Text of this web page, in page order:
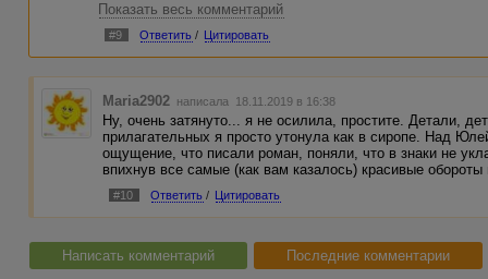
Показать весь комментарий
#9 Ответить / Цитировать
Maria2902 написала 18.11.2019 в 16:38
Ну, очень затянуто... я не осилила, простите. Детали,
прилагательных я просто утонула как в сиропе. Над
ощущение, что писали роман, поняли, что в знаки не
впихнув все самые (как вам казалось) красивые обороты
#10 Ответить / Цитировать
Написать комментарий Последние комментарии